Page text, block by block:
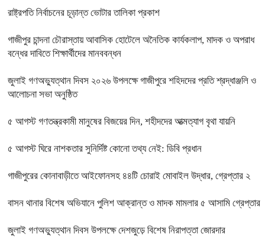
রাষ্ট্রপতি নির্বাচনের চূড়ান্ত ভোটার তালিকা প্রকাশ
গাজীপুর চান্দনা চৌরাস্তায় আবাসিক হোটেলে অনৈতিক কার্যকলাপ, মাদক ও অপরাধ
বন্ধের দাবিতে শিক্ষার্থীদের মানববন্ধন
জুলাই গণঅভ্যুত্থান দিবস ২০২৬ উপলক্ষে গাজীপুরে শহিদদের প্রতি শ্রদ্ধাঞ্জলি ও
আলোচনা সভা অনুষ্ঠিত
৫ আগস্ট গণতন্ত্রকামী মানুষের বিজয়ের দিন, শহীদদের আত্মত্যাগ বৃথা যায়নি
৫ আগস্ট ঘিরে নাশকতার সুনির্দিষ্ট কোনো তথ্য নেই: ডিবি প্রধান
গাজীপুরের কোনাবাড়ীতে আইফোনসহ ৪৪টি চোরাই মোবাইল উদ্ধার, গ্রেপ্তার ২
বাসন থানার বিশেষ অভিযানে পুলিশ আক্রান্ত ও মাদক মামলার ৫ আসামি গ্রেপ্তার
জুলাই গণঅভ্যুত্থান দিবস উপলক্ষে দেশজুড়ে বিশেষ নিরাপত্তা জোরদার